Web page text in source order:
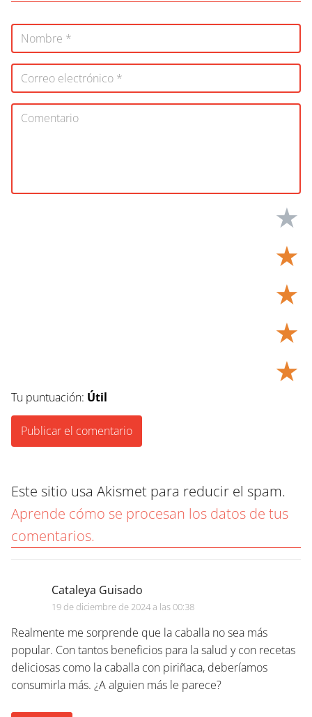
Cataleya Guisado
19 de diciembre de 2024 a las 00:38
Realmente me sorprende que la caballa no sea más
popular. Con tantos beneficios para la salud y con recetas
deliciosas como la caballa con piriñaca, deberíamos
consumirla más. ¿A alguien más le parece?
★
★
★
★
★
Tu puntuación: Útil
Este sitio usa Akismet para reducir el spam.
Aprende cómo se procesan los datos de tus
comentarios.